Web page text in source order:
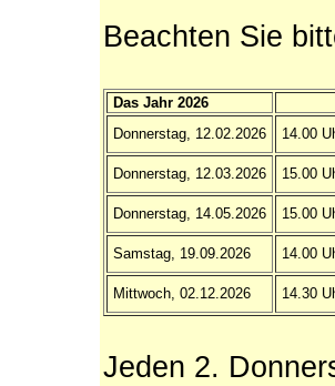
Beachten Sie
Das Jahr 2026
Donnerstag, 12.02.2026
14.00
Donnerstag, 12.03.2026
15.00
Donnerstag, 14.05.2026
15.00
Samstag, 19.09.2026
14.00
Mittwoch, 02.12.2026
14.30
Jeden 2.